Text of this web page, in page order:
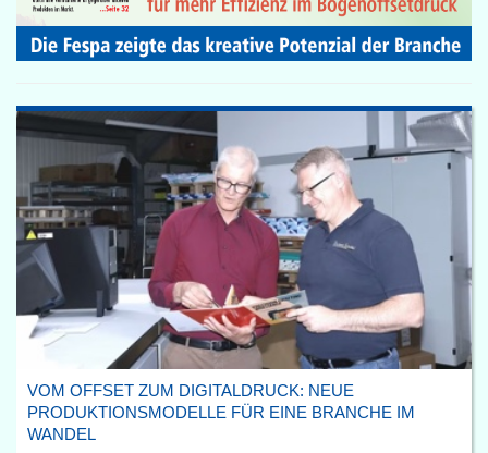
VOM OFFSET ZUM DIGITALDRUCK: NEUE
PRODUKTIONSMODELLE FÜR EINE BRANCHE IM
WANDEL